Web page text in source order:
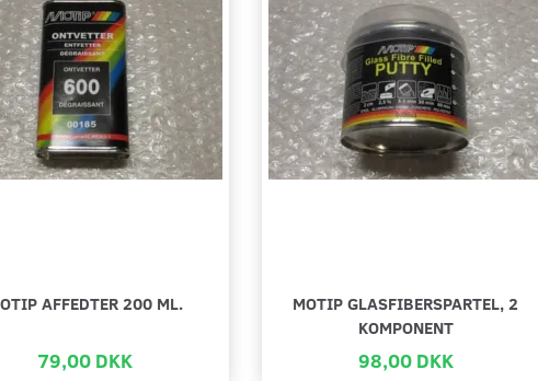
AFFEDTER 200 ML.
79,00 DKK
MOTIP GLASFIBERSPARTEL, 2
KOMPONENT
98,00 DKK